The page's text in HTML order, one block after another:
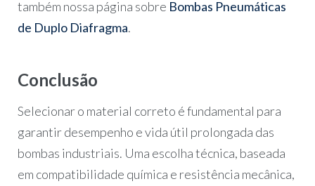
também nossa página sobre Bombas Pneumáticas
de Duplo Diafragma.
Conclusão
Selecionar o material correto é fundamental para
garantir desempenho e vida útil prolongada das
bombas industriais. Uma escolha técnica, baseada
em compatibilidade química e resistência mecânica,